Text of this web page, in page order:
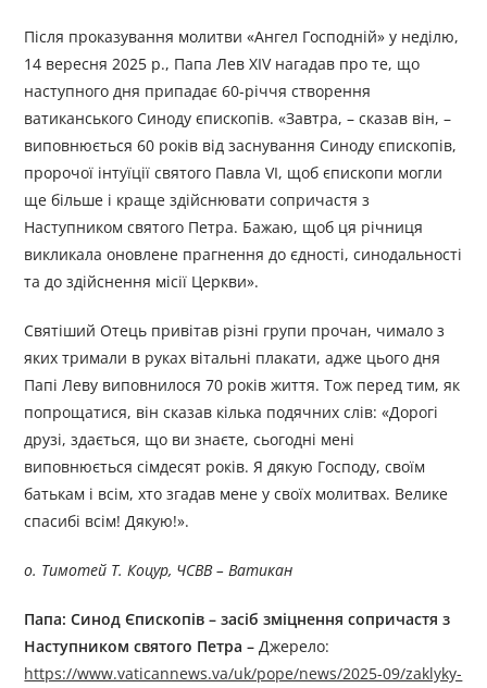
Після проказування молитви «Ангел Господній» у неділю,
14 вересня 2025 р., Папа Лев XIV нагадав про те, що
наступного дня припадає 60-річчя створення
ватиканського Синоду єпископів. «Завтра, – сказав він, –
виповнюється 60 років від заснування Синоду єпископів,
пророчої інтуїції святого Павла VI, щоб єпископи могли
ще більше і краще здійснювати сопричастя з
Наступником святого Петра. Бажаю, щоб ця річниця
викликала оновлене прагнення до єдності, синодальності
та до здійснення місії Церкви».
Святіший Отець привітав різні групи прочан, чимало з
яких тримали в руках вітальні плакати, адже цього дня
Папі Леву виповнилося 70 років життя. Тож перед тим, як
попрощатися, він сказав кілька подячних слів: «Дорогі
друзі, здається, що ви знаєте, сьогодні мені
виповнюється сімдесят років. Я дякую Господу, своїм
батькам і всім, хто згадав мене у своїх молитвах. Велике
спасибі всім! Дякую!».
о. Тимотей Т. Коцур, ЧСВВ – Ватикан
Папа: Синод Єпископів – засіб зміцнення сопричастя з
Наступником святого Петра –Джерелo:
https://www.vaticannews.va/uk/pope/news/2025-09/zaklyky-